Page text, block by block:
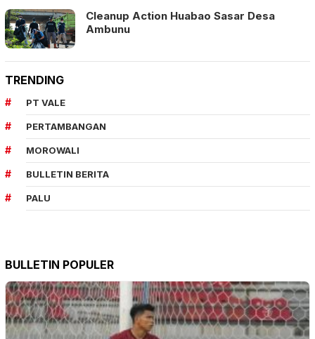
Cleanup Action Huabao Sasar Desa
Ambunu
TRENDING
PT VALE
PERTAMBANGAN
MOROWALI
BULLETIN BERITA
PALU
BULLETIN POPULER